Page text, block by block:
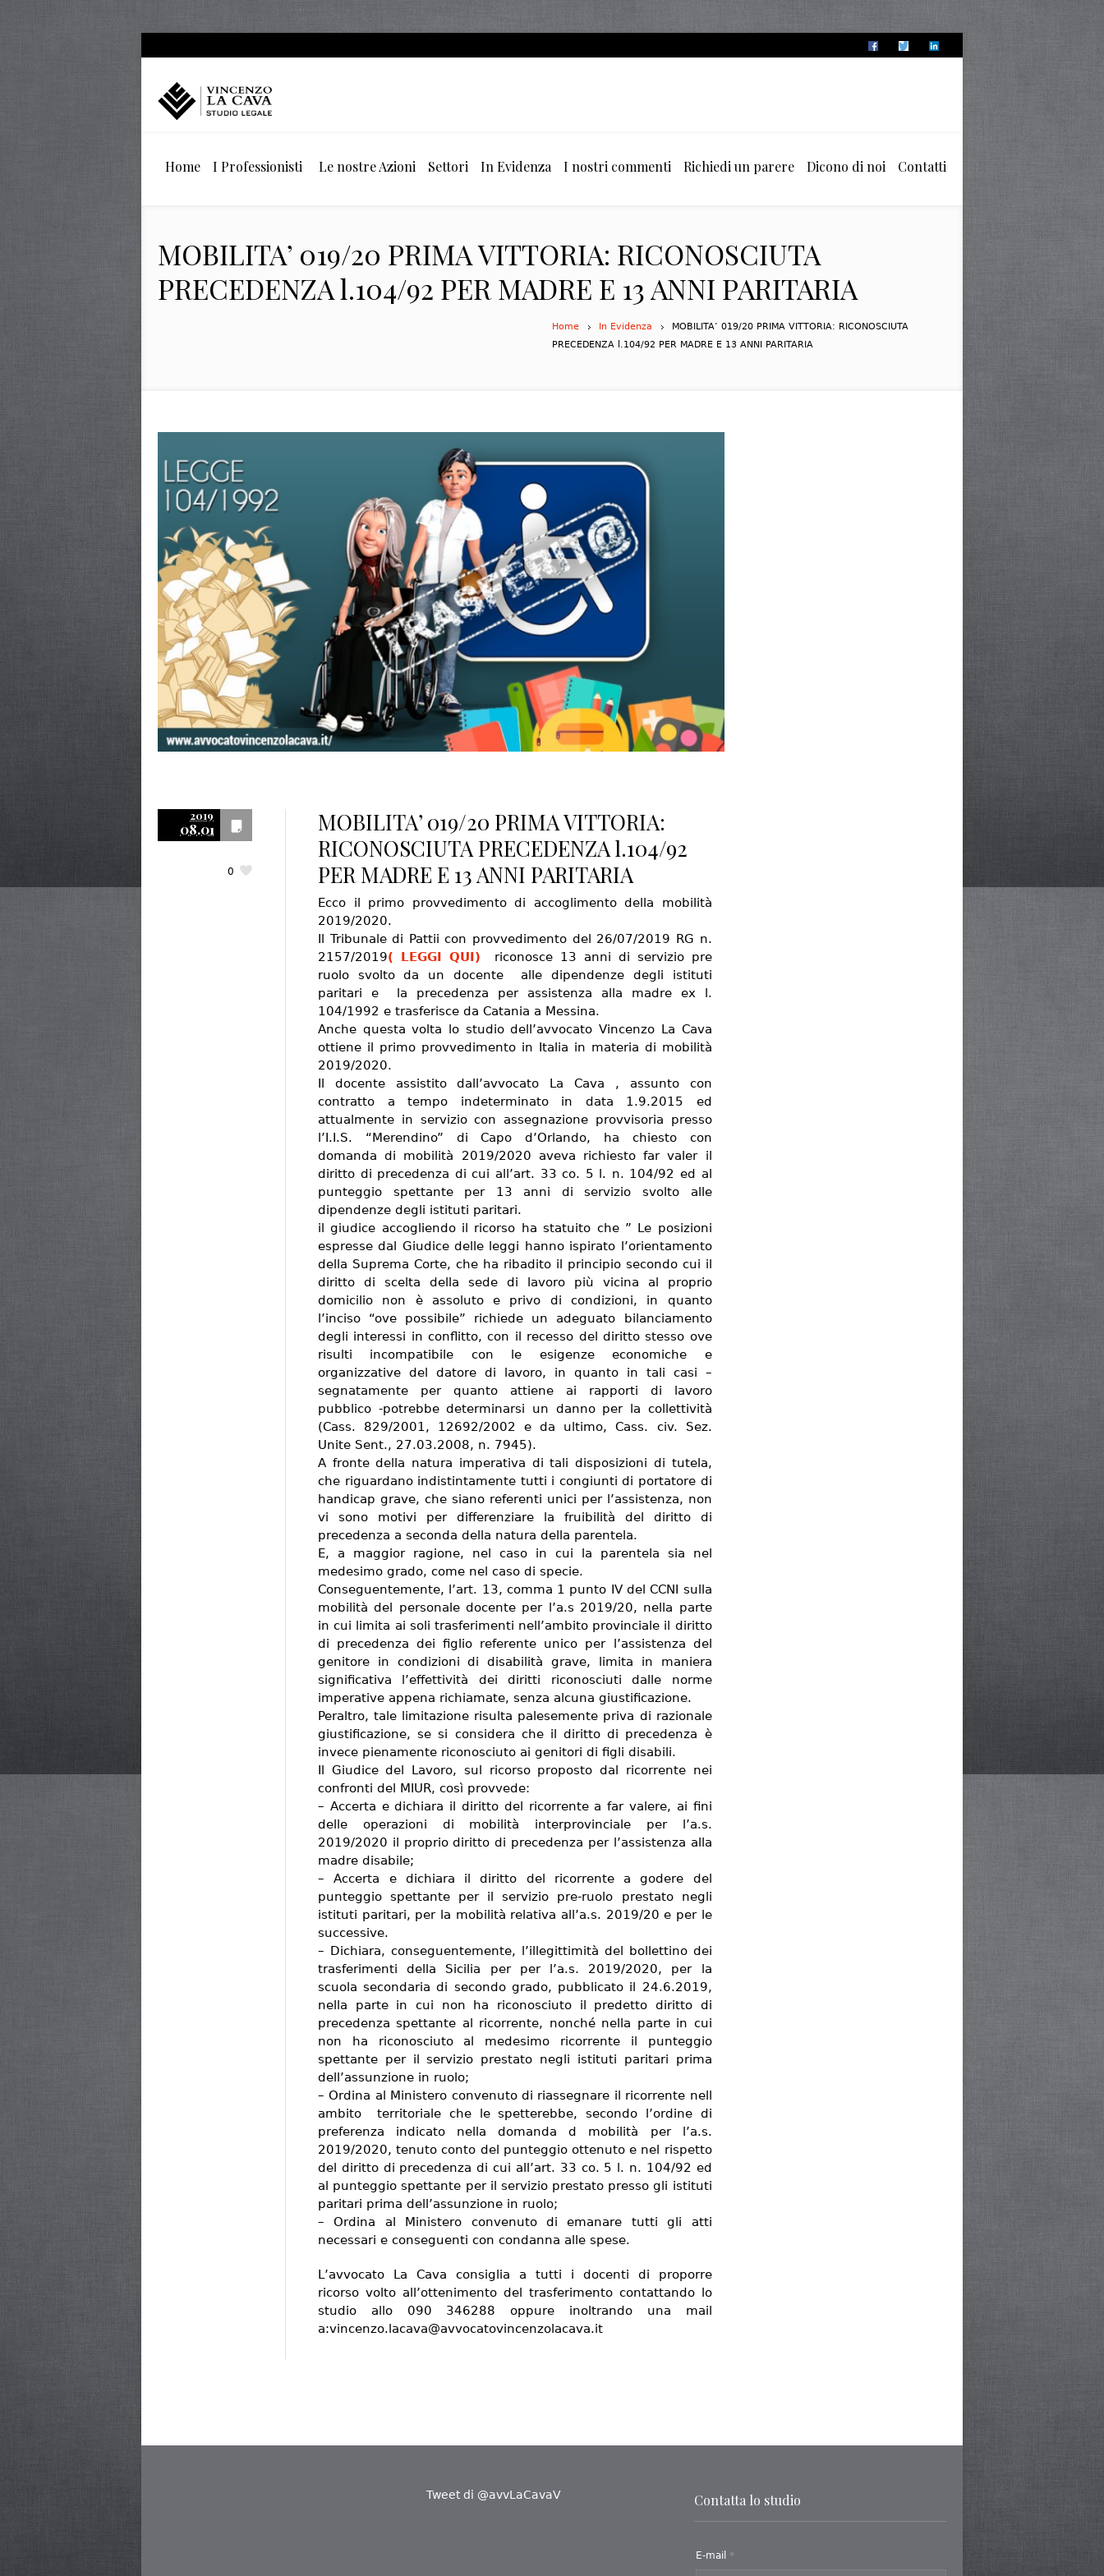
Home I Professionisti Le nostre Azioni Settori In Evidenza I nostri commenti Richiedi un parere Dicono di noi Contatti
MOBILITA’ 019/20 PRIMA VITTORIA: RICONOSCIUTA
PRECEDENZA l.104/92 PER MADRE E 13 ANNI PARITARIA
Home In Evidenza
MOBILITA’ 019/20 PRIMA VITTORIA: RICONOSCIUTA
PRECEDENZA l.104/92 PER MADRE E 13 ANNI PARITARIA
2019
08.01
0
MOBILITA’ 019/20 PRIMA VITTORIA:
RICONOSCIUTA PRECEDENZA l.104/92
PER MADRE E 13 ANNI PARITARIA
Ecco il primo provvedimento di accoglimento della mobilità
2019/2020.
Il Tribunale di Pattii con provvedimento del 26/07/2019 RG n.
2157/2019( LEGGI QUI)
riconosce 13 anni di servizio pre
ruolo svolto da un docente alle dipendenze degli istituti
paritari e la precedenza per assistenza alla madre ex l.
104/1992 e trasferisce da Catania a Messina.
Anche questa volta lo studio dell’avvocato Vincenzo La Cava
ottiene il primo provvedimento in Italia in materia di mobilità
2019/2020.
Il docente assistito dall’avvocato La Cava , assunto con
contratto a tempo indeterminato in data 1.9.2015 ed
attualmente in servizio con assegnazione provvisoria presso
l’I.I.S. “Merendino” di Capo d’Orlando, ha chiesto con
domanda di mobilità 2019/2020 aveva richiesto far valer il
diritto di precedenza di cui all’art. 33 co. 5 l. n. 104/92 ed al
punteggio spettante per 13 anni di servizio svolto alle
dipendenze degli istituti paritari.
il giudice accogliendo il ricorso ha statuito che ” Le posizioni
espresse dal Giudice delle leggi hanno ispirato l’orientamento
della Suprema Corte, che ha ribadito il principio secondo cui il
diritto di scelta della sede di lavoro più vicina al proprio
domicilio non è assoluto e privo di condizioni, in quanto
l’inciso “ove possibile” richiede un adeguato bilanciamento
degli interessi in conflitto, con il recesso del diritto stesso ove
risulti incompatibile con le esigenze economiche e
organizzative del datore di lavoro, in quanto in tali casi –
segnatamente per quanto attiene ai rapporti di lavoro
pubblico -potrebbe determinarsi un danno per la collettività
(Cass. 829/2001, 12692/2002 e da ultimo, Cass. civ. Sez.
Unite Sent., 27.03.2008, n. 7945).
A fronte della natura imperativa di tali disposizioni di tutela,
che riguardano indistintamente tutti i congiunti di portatore di
handicap grave, che siano referenti unici per l’assistenza, non
vi sono motivi per differenziare la fruibilità del diritto di
precedenza a seconda della natura della parentela.
E, a maggior ragione, nel caso in cui la parentela sia nel
medesimo grado, come nel caso di specie.
Conseguentemente, l’art. 13, comma 1 punto IV del CCNI sulla
mobilità del personale docente per l’a.s 2019/20, nella parte
in cui limita ai soli trasferimenti nell’ambito provinciale il diritto
di precedenza dei figlio referente unico per l’assistenza del
genitore in condizioni di disabilità grave, limita in maniera
significativa l’effettività dei diritti riconosciuti dalle norme
imperative appena richiamate, senza alcuna giustificazione.
Peraltro, tale limitazione risulta palesemente priva di razionale
giustificazione, se si considera che il diritto di precedenza è
invece pienamente riconosciuto ai genitori di figli disabili.
Il Giudice del Lavoro, sul ricorso proposto dal ricorrente nei
confronti del MIUR, così provvede:
– Accerta e dichiara il diritto del ricorrente a far valere, ai fini
delle operazioni di mobilità interprovinciale per l’a.s.
2019/2020 il proprio diritto di precedenza per l’assistenza alla
madre disabile;
– Accerta e dichiara il diritto del ricorrente a godere del
punteggio spettante per il servizio pre-ruolo prestato negli
istituti paritari, per la mobilità relativa all’a.s. 2019/20 e per le
successive.
– Dichiara, conseguentemente, l’illegittimità del bollettino dei
trasferimenti della Sicilia per per l’a.s. 2019/2020, per la
scuola secondaria di secondo grado, pubblicato il 24.6.2019,
nella parte in cui non ha riconosciuto il predetto diritto di
precedenza spettante al ricorrente, nonché nella parte in cui
non ha riconosciuto al medesimo ricorrente il punteggio
spettante per il servizio prestato negli istituti paritari prima
dell’assunzione in ruolo;
– Ordina al Ministero convenuto di riassegnare il ricorrente nell
ambito territoriale che le spetterebbe, secondo l’ordine di
preferenza indicato nella domanda d mobilità per l’a.s.
2019/2020, tenuto conto del punteggio ottenuto e nel rispetto
del diritto di precedenza di cui all’art. 33 co. 5 l. n. 104/92 ed
al punteggio spettante per il servizio prestato presso gli istituti
paritari prima dell’assunzione in ruolo;
– Ordina al Ministero convenuto di emanare tutti gli atti
necessari e conseguenti con condanna alle spese.
L’avvocato La Cava consiglia a tutti i docenti di proporre
ricorso volto all’ottenimento del trasferimento contattando lo
studio allo 090 346288 oppure inoltrando una mail
a:vincenzo.lacava@avvocatovincenzolacava.it
Tweet di @avvLaCavaV Contatta lo studio
E-mail *